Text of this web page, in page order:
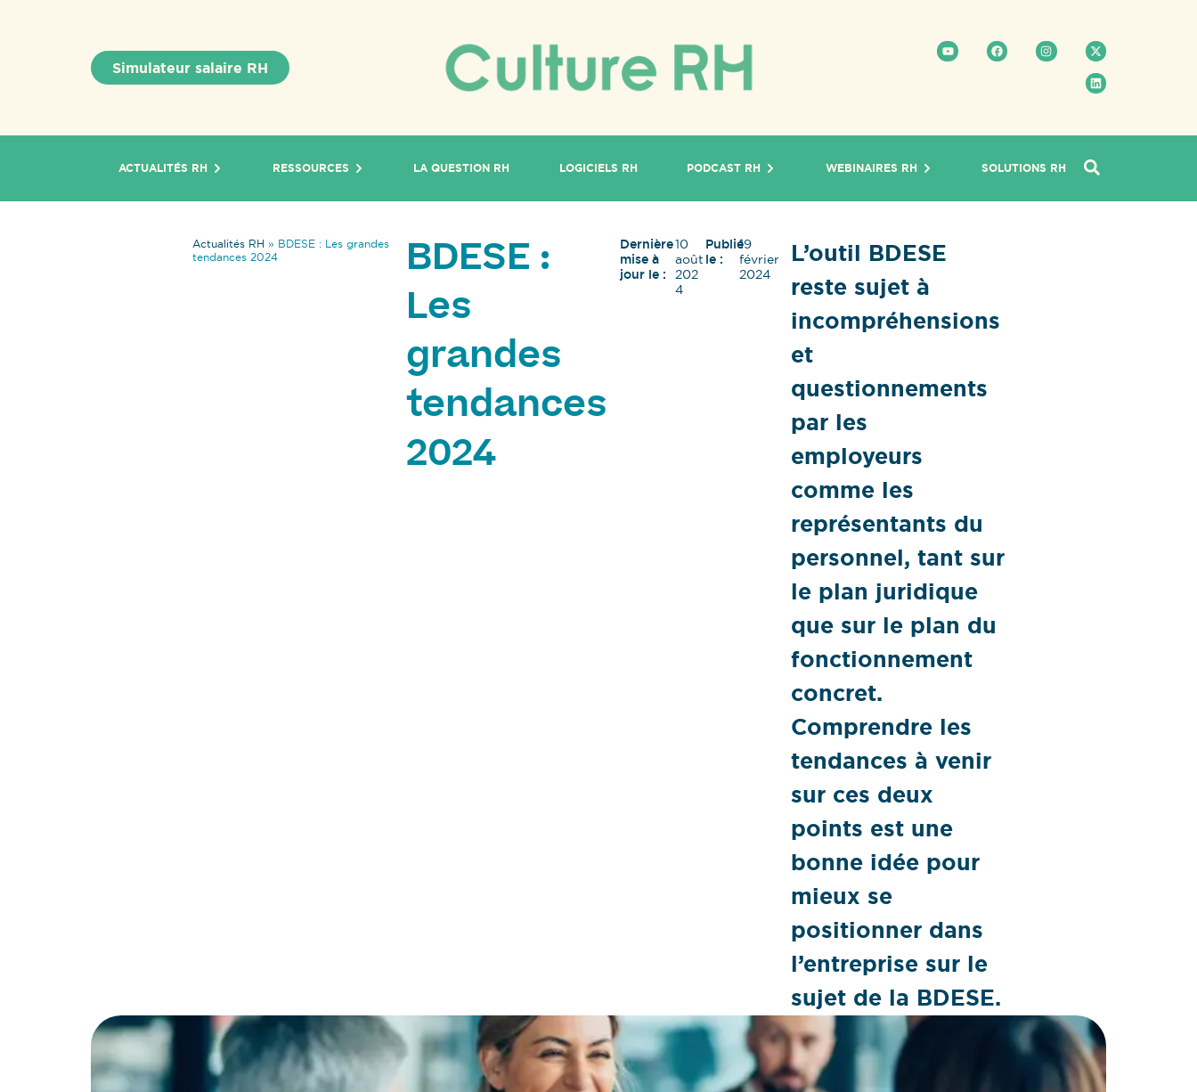
Simulateur salaire RH
ACTUALITÉS RH RESSOURCES LA QUESTION RH LOGICIELS RH PODCAST RH WEBINAIRES RH SOLUTIONS RH
Actualités RH » BDESE : Les grandes
tendances 2024
BDESE :
Les
grandes
tendances
2024
Dernière
mise à
jour le :
10
août
202
4
Publié
le :
19
février
2024
L’outil BDESE
reste sujet à
incompréhensions
et
questionnements
par les
employeurs
comme les
représentants du
personnel, tant sur
le plan juridique
que sur le plan du
fonctionnement
concret.
Comprendre les
tendances à venir
sur ces deux
points est une
bonne idée pour
mieux se
positionner dans
l’entreprise sur le
sujet de la BDESE.